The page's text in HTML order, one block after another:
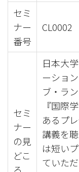
セミ
ナー
番号
CL0002
セミ
ナー
の見
どこ
日本大
ーショ
ブ・ラ
『国際
あるプ
講義を
は短い
ていた